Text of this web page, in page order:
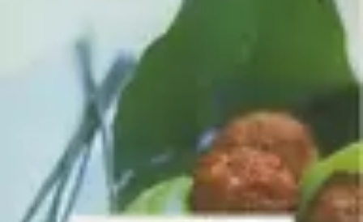
Achat et SélectionAchat et conservation
Recettes
Poissons Frais